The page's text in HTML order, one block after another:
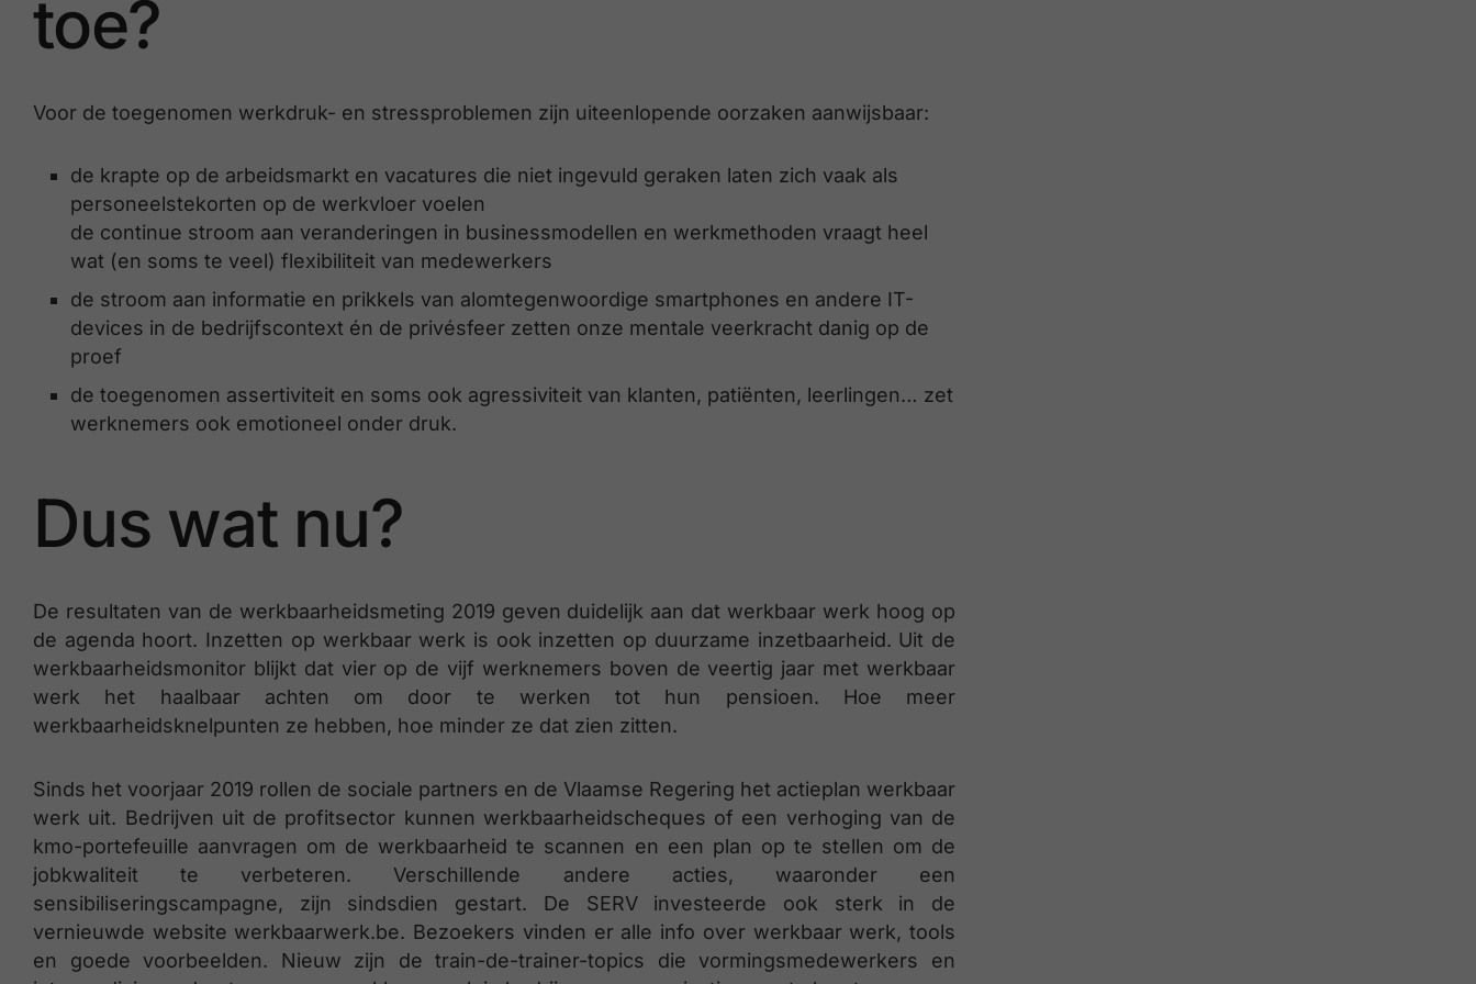
toe?
Voor de toegenomen werkdruk- en stressproblemen zijn uiteenlopende oorzaken aanwijsbaar:
de krapte op de arbeidsmarkt en vacatures die niet ingevuld geraken laten zich vaak als
personeelstekorten op de werkvloer voelen
de continue stroom aan veranderingen in businessmodellen en werkmethoden vraagt heel
wat (en soms te veel) flexibiliteit van medewerkers
de stroom aan informatie en prikkels van alomtegenwoordige smartphones en andere IT-
devices in de bedrijfscontext én de privésfeer zetten onze mentale veerkracht danig op de
proef
de toegenomen assertiviteit en soms ook agressiviteit van klanten, patiënten, leerlingen… zet
werknemers ook emotioneel onder druk.
Dus wat nu?
De resultaten van de werkbaarheidsmeting 2019 geven duidelijk aan dat werkbaar werk hoog op
de agenda hoort. Inzetten op werkbaar werk is ook inzetten op duurzame inzetbaarheid. Uit de
werkbaarheidsmonitor blijkt dat vier op de vijf werknemers boven de veertig jaar met werkbaar
werk het haalbaar achten om door te werken tot hun pensioen. Hoe meer
werkbaarheidsknelpunten ze hebben, hoe minder ze dat zien zitten.
Sinds het voorjaar 2019 rollen de sociale partners en de Vlaamse Regering het actieplan werkbaar
werk uit. Bedrijven uit de profitsector kunnen werkbaarheidscheques of een verhoging van de
kmo-portefeuille aanvragen om de werkbaarheid te scannen en een plan op te stellen om de
jobkwaliteit te verbeteren. Verschillende andere acties, waaronder een
sensibiliseringscampagne, zijn sindsdien gestart. De SERV investeerde ook sterk in de
vernieuwde website werkbaarwerk.be. Bezoekers vinden er alle info over werkbaar werk, tools
en goede voorbeelden. Nieuw zijn de train-de-trainer-topics die vormingsmedewerkers en